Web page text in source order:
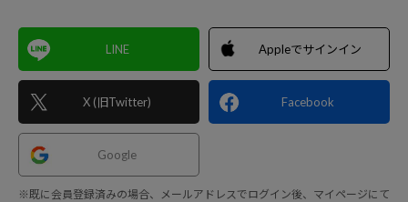
LINE
X (旧Twitter)
Appleでサインイン
Facebook
Google
※既に会員登録済みの場合、メールアドレスでログイン後、マイページにて